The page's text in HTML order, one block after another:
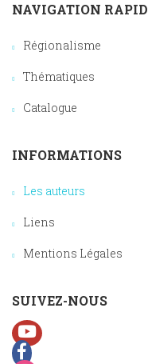
NAVIGATION
Régionalisme
Thématiques
Catalogue
INFORMATIONS
Les auteurs
Liens
Mentions Légales
SUIVEZ-NOUS